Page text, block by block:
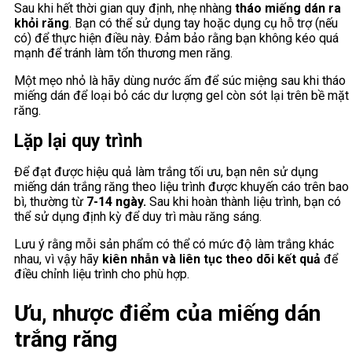
Sau khi hết thời gian quy định, nhẹ nhàng tháo miếng dán ra
khỏi răng. Bạn có thể sử dụng tay hoặc dụng cụ hỗ trợ (nếu
có) để thực hiện điều này. Đảm bảo rằng bạn không kéo quá
mạnh để tránh làm tổn thương men răng.
Một mẹo nhỏ là hãy dùng nước ấm để súc miệng sau khi tháo
miếng dán để loại bỏ các dư lượng gel còn sót lại trên bề mặt
răng.
Lặp lại quy trình
Để đạt được hiệu quả làm trắng tối ưu, bạn nên sử dụng
miếng dán trắng răng theo liệu trình được khuyến cáo trên bao
bì, thường từ 7-14 ngày. Sau khi hoàn thành liệu trình, bạn có
thể sử dụng định kỳ để duy trì màu răng sáng.
Lưu ý rằng mỗi sản phẩm có thể có mức độ làm trắng khác
nhau, vì vậy hãy kiên nhẫn và liên tục theo dõi kết quả để
điều chỉnh liệu trình cho phù hợp.
Ưu, nhược điểm của miếng dán
trắng răng